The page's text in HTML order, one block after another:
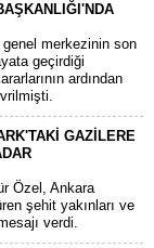
merkezinin son
geçirdiği
ardından
GAZİLERE
Özel, Ankara
şehit yakınları ve
verdi.